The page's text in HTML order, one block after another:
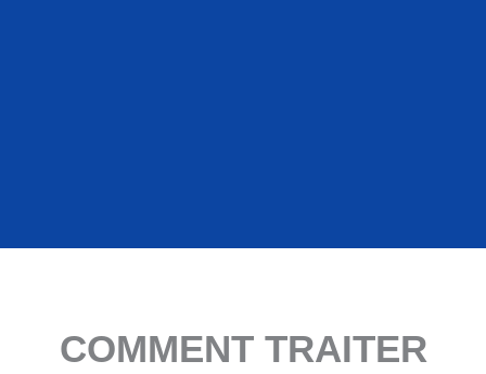
COMMENT TRAITER